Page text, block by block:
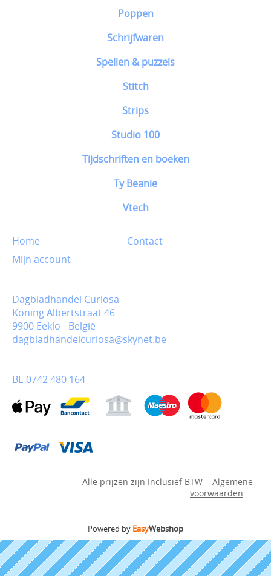
Poppen
Schrijfwaren
Spellen & puzzels
Stitch
Strips
Studio 100
Tijdschriften en boeken
Ty Beanie
Vtech
Home
Contact
Mijn account
Dagbladhandel Curiosa
Koning Albertstraat 46
9900 Eeklo - België
dagbladhandelcuriosa@skynet.be
BE 0742 480 164
Alle prijzen zijn Inclusief BTW
Algemene
voorwaarden
Powered by EasyWebshop